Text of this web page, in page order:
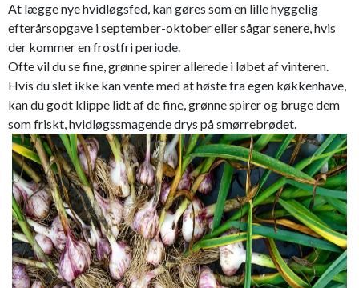
At lægge nye hvidløgsfed, kan gøres som en lille hyggelig
efterårsopgave i september-oktober eller sågar senere, hvis
der kommer en frostfri periode.
Ofte vil du se fine, grønne spirer allerede i løbet af vinteren.
Hvis du slet ikke kan vente med at høste fra egen køkkenhave,
kan du godt klippe lidt af de fine, grønne spirer og bruge dem
som friskt, hvidløgssmagende drys på smørrebrødet.